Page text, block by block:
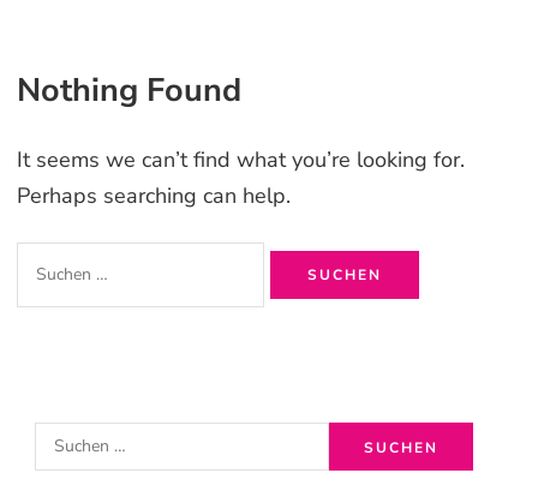
Nothing Found
It seems we can’t find what you’re looking for.
Perhaps searching can help.
u